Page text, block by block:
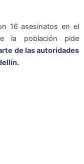
16 asesinatos en el
la población pide
de las autoridades